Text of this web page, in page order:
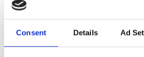
Consent Details Ad
GHIC
Spain